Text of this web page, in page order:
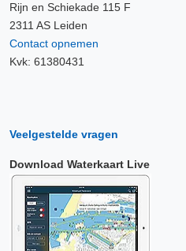
Rijn en Schiekade 115 F
2311 AS Leiden
Contact opnemen
Kvk: 61380431
Veelgestelde vragen
Download Waterkaart Live